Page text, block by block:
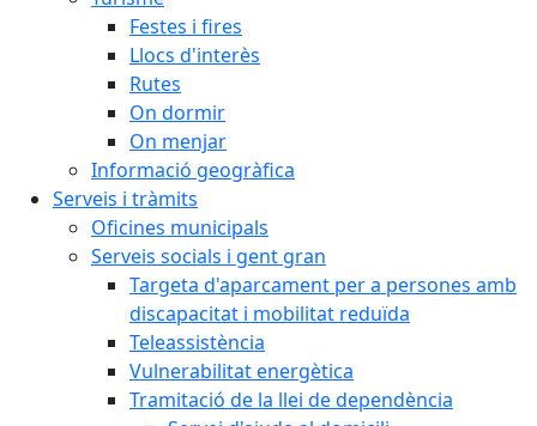
Festes i fires
Llocs d'interès
Rutes
On dormir
On menjar
Informació geogràfica
Serveis i tràmits
Oficines municipals
Serveis socials i gent gran
Targeta d'aparcament per a persones amb
discapacitat i mobilitat reduïda
Teleassistència
Vulnerabilitat energètica
Tramitació de la llei de dependència